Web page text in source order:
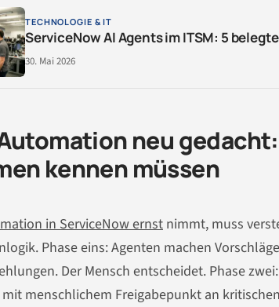
TECHNOLOGIE & IT
ServiceNow AI Agents im ITSM: 5
30. Mai 2026
neu
kennen müssen
in ServiceNow ernst nimmt, muss
Phase eins: Agenten machen
Der Mensch entscheidet. Phase
menschlichem Freigabepunkt an